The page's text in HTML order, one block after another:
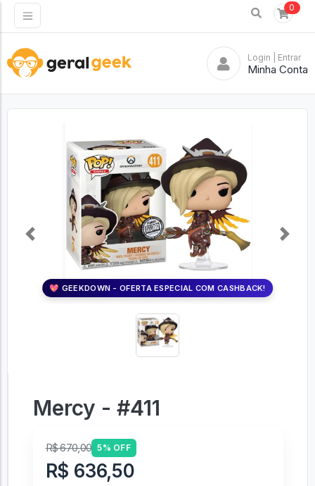
0
Login | Entrar
Minha Conta
💖 GEEKDOWN - OFERTA ESPECIAL COM CASHBACK!
Previous Next
Mercy - #411
R$ 670,00 5% OFF
R$ 636,50